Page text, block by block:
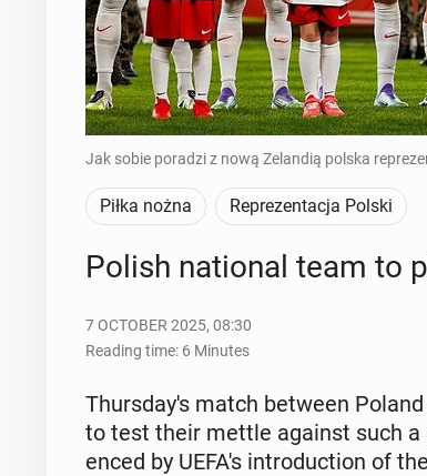
Jak sobie poradzi z nową Zelandią polska
Piłka nożna Reprezentacja Polski
Polish na­tion­al team to
7 OCTOBER 2025, 08:30
Reading time: 6 Minutes
Thurs­day's match between
to test their mettle against such
enced by UEFA's in­tro­duc­tion of